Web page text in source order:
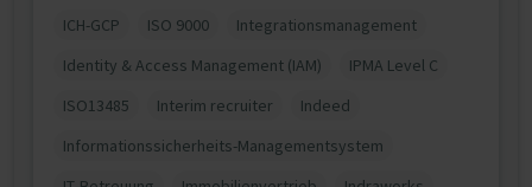
ICH-GCP
ISO 9000
Integrationsmanagement
Identity & Access Management (IAM)
IPMA Level C
ISO13485
Interim recruiter
Indeed
Informationssicherheits-Managementsystem